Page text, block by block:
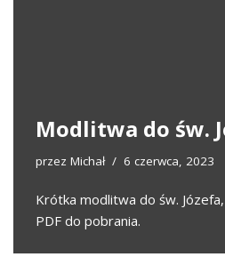
Modlitwa do św.
przez Michał 6 czerwca, 2023
Krótka modlitwa do św.
PDF do pobrania.